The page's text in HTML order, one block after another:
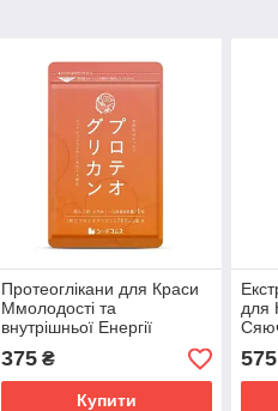
Протеоглікани для Краси
Ммолодості та
внутрішньої Енергії
SeedComs 30 шт на 1
місяць прийому
375₴
Купити
для
575